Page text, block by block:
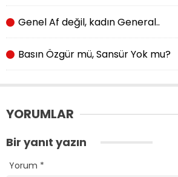
Genel Af değil, kadın General..
Basın Özgür mü, Sansür Yok mu?
YORUMLAR
Bir yanıt yazın
Yorum *